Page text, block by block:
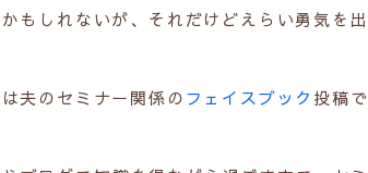
もしれないが、それだけどえらい勇気を
夫のセミナー関係のフェイスブック 投稿